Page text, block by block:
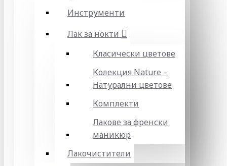
Инструменти
Лак за нокти
Класически цветове
Колекция Nature –
Натурални цветове
Комплекти
Лакове за френски
маникюр
Лакочистители